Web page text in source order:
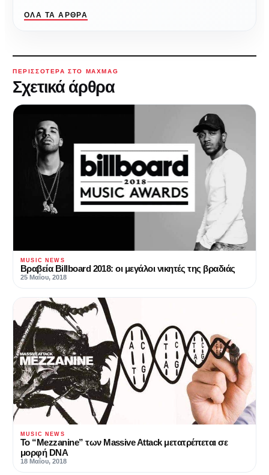
ΌΛΑ ΤΑ ΆΡΘΡΑ
ΠΕΡΙΣΣΌΤΕΡΑ ΣΤΟ MAXMAG
Σχετικά άρθρα
MUSIC NEWS
Βραβεία Billboard 2018: οι μεγάλοι νικητές της βραδιάς
25 Μαΐου, 2018
MUSIC NEWS
Το “Mezzanine” των Massive Attack μετατρέπεται σε
μορφή DNA
18 Μαΐου, 2018